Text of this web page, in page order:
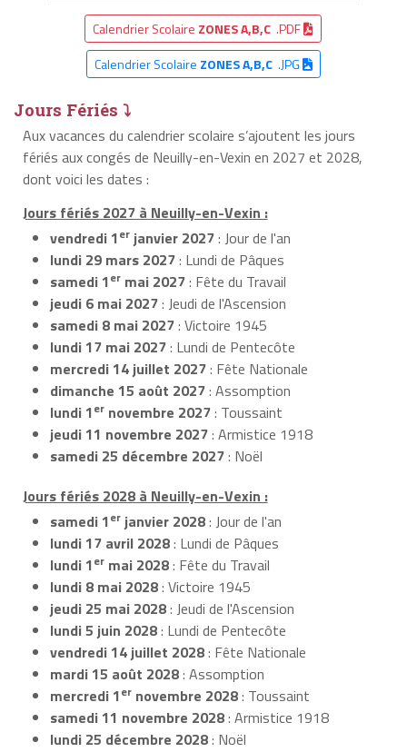
Calendrier Scolaire ZONES A,B,C .PDF
Calendrier Scolaire ZONES A,B,C.JPG
Jours Fériés ⤵
Aux vacances du calendrier scolaire s’ajoutent les jours
fériés aux congés de Neuilly-en-Vexin en 2027 et 2028,
dont voici les dates :
Jours fériés 2027 à Neuilly-en-Vexin :
vendredi 1er janvier 2027: Jour de l'an
lundi 29 mars 2027: Lundi de Pâques
samedi 1er mai 2027: Fête du Travail
jeudi 6 mai 2027: Jeudi de l'Ascension
samedi 8 mai 2027: Victoire 1945
lundi 17 mai 2027: Lundi de Pentecôte
mercredi 14 juillet 2027: Fête Nationale
dimanche 15 août 2027: Assomption
lundi 1er novembre 2027: Toussaint
jeudi 11 novembre 2027: Armistice 1918
samedi 25 décembre 2027: Noël
Jours fériés 2028 à Neuilly-en-Vexin :
samedi 1er janvier 2028: Jour de l'an
lundi 17 avril 2028: Lundi de Pâques
lundi 1er mai 2028: Fête du Travail
lundi 8 mai 2028: Victoire 1945
jeudi 25 mai 2028: Jeudi de l'Ascension
lundi 5 juin 2028: Lundi de Pentecôte
vendredi 14 juillet 2028: Fête Nationale
mardi 15 août 2028: Assomption
mercredi 1er novembre 2028: Toussaint
samedi 11 novembre 2028: Armistice 1918
lundi 25 décembre 2028: Noël